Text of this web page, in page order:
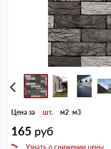
Цена за шт. м2 м3
165 руб